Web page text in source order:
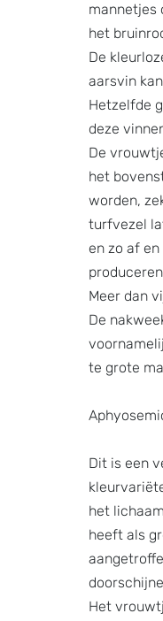
mannetjes
het
De
aarsvin
Hetzelfde
deze
De
het
worden,
turfvezel
en zo af
Meer dan
De
te grote
Dit is een
het
heeft als
Het